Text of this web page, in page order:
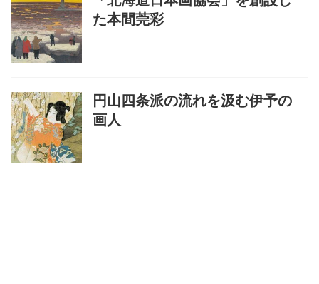
た本間莞彩
円山四条派の流れを汲む伊予の
画人